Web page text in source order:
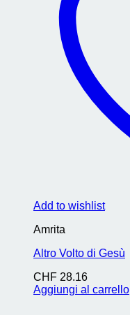
Add to wishlist
Amrita
Altro Volto di Gesù
CHF 28.16
Aggiungi al carrello